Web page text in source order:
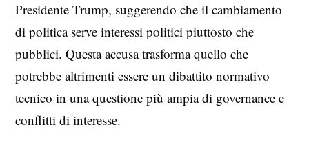
Presidente Trump, suggerendo che il cambiamento
di politica serve interessi politici piuttosto che
pubblici. Questa accusa trasforma quello che
potrebbe altrimenti essere un dibattito normativo
tecnico in una questione più ampia di governance e
conflitti di interesse.